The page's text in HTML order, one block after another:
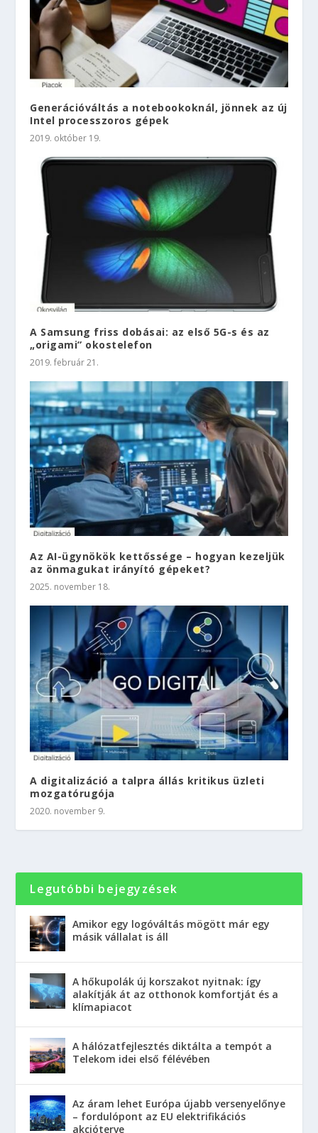
Generációváltás a notebookoknál, jönnek az új
Intel processzoros gépek
2019. október 19.
A Samsung friss dobásai: az első 5G-s és az
„origami” okostelefon
2019. február 21.
Az AI-ügynökök kettőssége – hogyan kezeljük
az önmagukat irányító gépeket?
2025. november 18.
A digitalizáció a talpra állás kritikus üzleti
mozgatórugója
2020. november 9.
Legutóbbi bejegyzések
Amikor egy logóváltás mögött már egy
másik vállalat is áll
A hőkupolák új korszakot nyitnak: így
alakítják át az otthonok komfortját és a
klímapiacot
A hálózatfejlesztés diktálta a tempót a
Telekom idei első félévében
Az áram lehet Európa újabb versenyelőnye
– fordulópont az EU elektrifikációs
akcióterve